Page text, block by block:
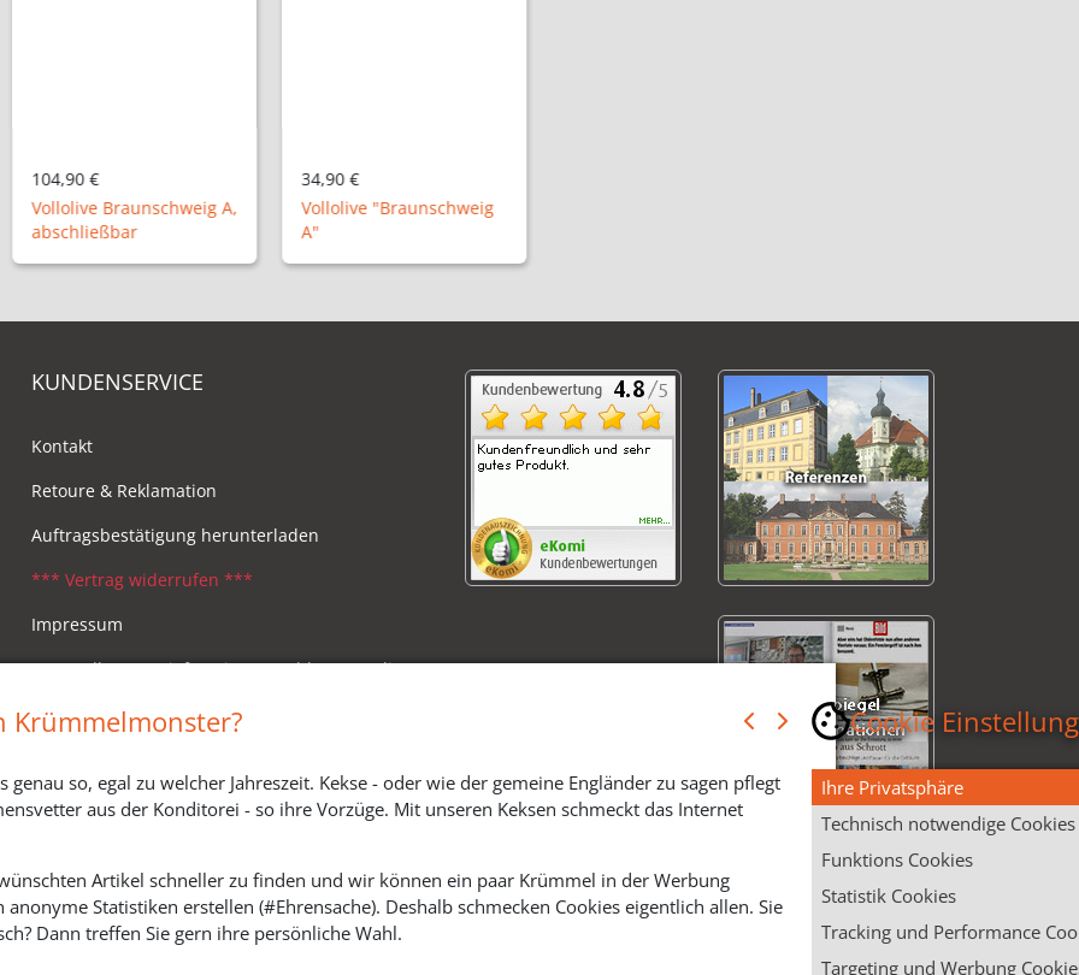
104,90 €
Vollolive Braunschweig A,
abschließbar
34,90 €
Vollolive "Braunschweig
A"
KUNDENSERVICE
Kontakt
Retoure & Reklamation
Auftragsbestätigung herunterladen
*** Vertrag widerrufen ***
Impressum
Versandkosten, Lieferzeiten & Zahlungsmodi
Widerrufsbelehrung
SOZIALE MEDIEN
Krümmelmonster?
genau so, egal zu welcher Jahreszeit. Kekse - oder wie der gemeine Engländer zu sagen pflegt
aus der Konditorei - so ihre Vorzüge. Mit unseren Keksen schmeckt das Internet
Artikel schneller zu finden und wir können ein paar Krümmel in der Werbung
Statistiken erstellen (#Ehrensache). Deshalb schmecken Cookies eigentlich allen. Sie
Dann treffen Sie gern ihre persönliche Wahl.
Cookie
Ihre Privatsphäre
Technisch notwendige Cookies
Funktions Cookies
Statistik Cookies
Tracking und Performance
Targeting und Werbung